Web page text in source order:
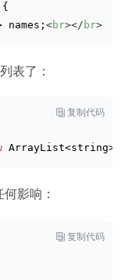
{
names;<br></ br>
表了：
 复制代码
ArrayList<string
影响：
 复制代码